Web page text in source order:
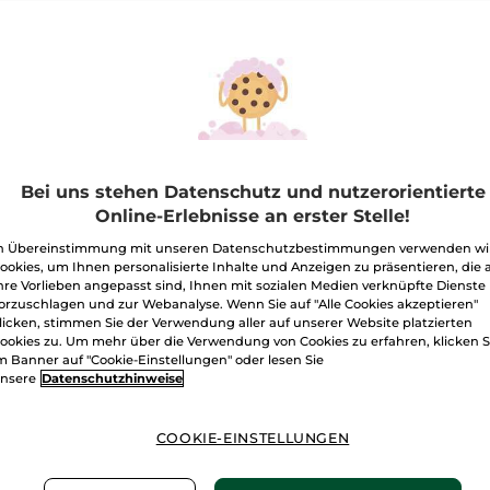
-61% -60%
Korrigierendes Supra
Essence Serum
Bei uns stehen Datenschutz und nutzerorientierte
Online-Erlebnisse an erster Stelle!
Übereinstimmung mit unseren Datenschutzbestimmungen verwenden
um Ihnen personalisierte Inhalte und Anzeigen zu präsentieren, die
Vorlieben angepasst sind, Ihnen mit sozialen Medien verknüpfte Dienste
und zur Webanalyse. Wenn Sie auf "Alle Cookies akzeptieren"
stimmen Sie der Verwendung aller auf unserer Website platzierten
zu. Um mehr über die Verwendung von Cookies zu erfahren, klicken
Banner auf "Cookie-Einstellungen" oder lesen Sie
Datenschutzhinweise
COOKIE-EINSTELLUNGEN